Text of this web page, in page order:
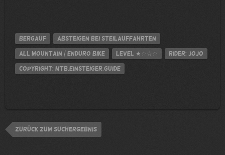
Bergauf Absteigen bei Steilauffahrten
All Mountain / Enduro Bike Level ★☆☆☆ Rider: Jojo
Copyright: MTB.Einsteiger.Guide
zurück zum Suchergebnis